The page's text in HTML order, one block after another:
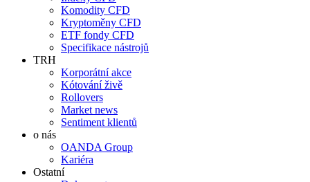
Komodity CFD
Kryptoměny CFD
ETF fondy CFD
Specifikace nástrojů
TRH
Korporátní akce
Kótování živě
Rollovers
Market news
Sentiment klientů
o nás
OANDA Group
Kariéra
Ostatní